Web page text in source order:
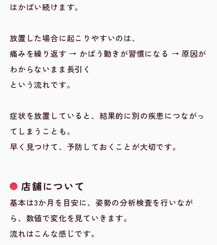
はかばい続けます。
放置した場合に起こりやすいのは、
痛みを繰り返す → かばう動きが習慣になる → 原因が
わからないまま長引く
という流れです。
症状を放置していると、結果的に別の疾患につながっ
てしまうことも。
早く見つけて、予防しておくことが大切です。
店舗について
基本は3か月を目安に、姿勢の分析検査を行いなが
ら、数値で変化を見ていきます。
流れはこんな感じです。